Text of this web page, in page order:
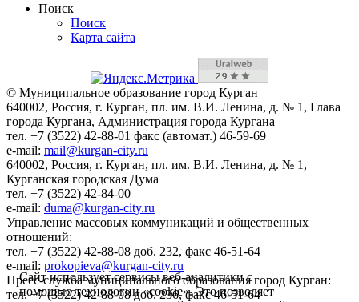
Поиск
Поиск
Карта сайта
© Муниципальное образование город Курган
640002, Россия, г. Курган, пл. им. В.И. Ленина, д. № 1, Глава
города Кургана, Администрация города Кургана
тел. +7 (3522) 42-88-01 факс (автомат.) 46-59-69
e-mail: mail@kurgan-city.ru
640002, Россия, г. Курган, пл. им. В.И. Ленина, д. № 1,
Курганская городская Дума
тел. +7 (3522) 42-84-00
e-mail: duma@kurgan-city.ru
Управление массовых коммуникаций и общественных
отношений:
тел. +7 (3522) 42-88-08 доб. 232, факс 46-51-64
e-mail: prokopieva@kurgan-city.ru
Пресс-служба муниципального образования город Курган:
тел. +7 (3522) 42-88-08 доб. 236, факс 46-51-64
Сайт использует сервисы веб-аналитики с
помощью технологии «cookie». Это позволяет